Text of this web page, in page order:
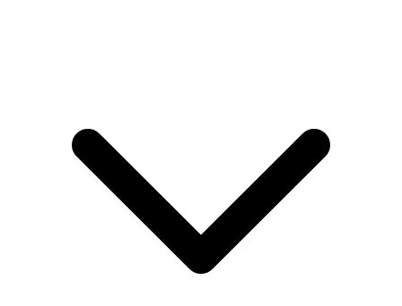
Anyaga: poliészter, latex
Védelmi szabvány: EN 388 (2121)
Vízálló: Igen
Szín: kék
Vége: Mandzsetta